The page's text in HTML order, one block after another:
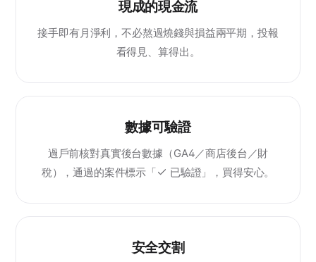
現成的現金流
接手即有月淨利，不必熬過燒錢與損益兩平期，投報
看得見、算得出。
數據可驗證
過戶前核對真實後台數據（GA4／商店後台／財
稅），通過的案件標示「
已驗證」，買得安心。
安全交割